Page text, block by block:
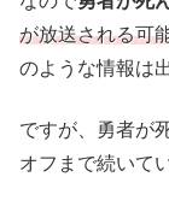
が放送される可
のような情報は
ですが、勇者が
オフまで続いて